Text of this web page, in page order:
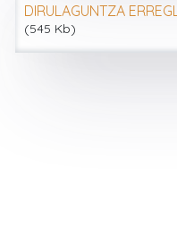
DIRULAGUNTZA
(545 Kb)